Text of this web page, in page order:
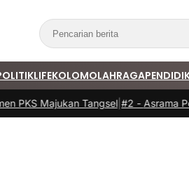
LIFEKOLOMOLAHRAGA
PKS Majukan Tangsel|#2 - Asrama